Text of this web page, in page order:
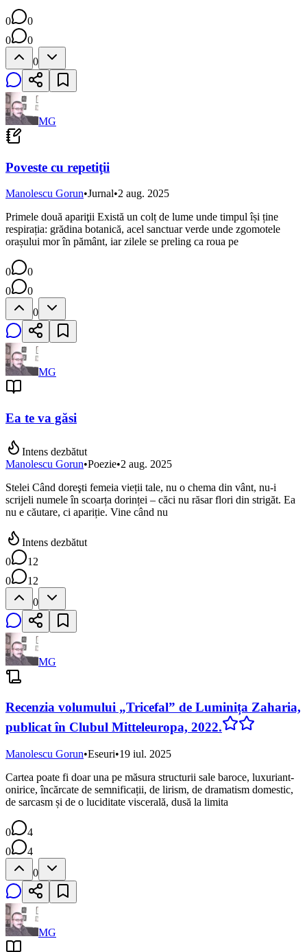
0
0
0
0
0
MG
Poveste cu repetiţii
Manolescu Gorun•Jurnal•2 aug. 2025
Primele două apariţii Există un colț de lume unde timpul își ține
respirația: grădina botanică, acel sanctuar verde unde zgomotele
orașului mor în pământ, iar zilele se preling ca roua pe
0
0
0
0
0
MG
Ea te va găsi
Intens dezbătut
Manolescu Gorun•Poezie•2 aug. 2025
Stelei Când doreşti femeia vieții tale, nu o chema din vânt, nu-i
scrijeli numele în scoarța dorinței – căci nu răsar flori din strigăt. Ea
nu e căutare, ci apariție. Vine când nu
Intens dezbătut
0
12
0
12
0
MG
Recenzia volumului „Tricefal” de Luminița Zaharia,
publicat în Clubul Mitteleuropa, 2022.
Manolescu Gorun•Eseuri•19 iul. 2025
Cartea poate fi doar una pe măsura structurii sale baroce, luxuriant-
onirice, încărcate de semnificații, de lirism, de dramatism domestic,
de sarcasm și de o luciditate viscerală, dusă la limita
0
4
0
4
0
MG